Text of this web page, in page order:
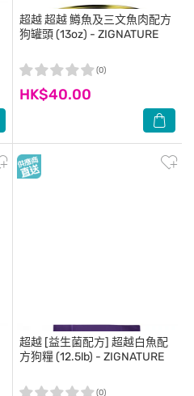
超越超越 鱒魚及三文魚肉配方
狗罐頭 (13oz) - ZIGNATURE
HK$40.00
(0)
超越 [益生菌配方] 超越白魚配
方狗糧 (12.5lb) - ZIGNATURE
(0)